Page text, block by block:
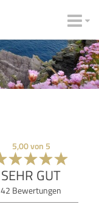
5,00von 5
SEHR GUT
42 Bewertungen